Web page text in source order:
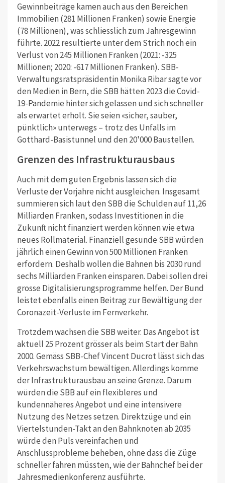
Gewinnbeiträge kamen auch aus den Bereichen
Immobilien (281 Millionen Franken) sowie Energie
(78 Millionen), was schliesslich zum Jahresgewinn
führte. 2022 resultierte unter dem Strich noch ein
Verlust von 245 Millionen Franken (2021: -325
Millionen; 2020: -617 Millionen Franken). SBB-
Verwaltungsratspräsidentin Monika Ribar sagte vor
den Medien in Bern, die SBB hätten 2023 die Covid-
19-Pandemie hinter sich gelassen und sich schneller
als erwartet erholt. Sie seien «sicher, sauber,
pünktlich» unterwegs – trotz des Unfalls im
Gotthard-Basistunnel und den 20'000 Baustellen.
Grenzen des Infrastrukturausbaus
Auch mit dem guten Ergebnis lassen sich die
Verluste der Vorjahre nicht ausgleichen. Insgesamt
summieren sich laut den SBB die Schulden auf 11,26
Milliarden Franken, sodass Investitionen in die
Zukunft nicht finanziert werden können wie etwa
neues Rollmaterial. Finanziell gesunde SBB würden
jährlich einen Gewinn von 500 Millionen Franken
erfordern. Deshalb wollen die Bahnen bis 2030 rund
sechs Milliarden Franken einsparen. Dabei sollen drei
grosse Digitalisierungsprogramme helfen. Der Bund
leistet ebenfalls einen Beitrag zur Bewältigung der
Coronazeit-Verluste im Fernverkehr.
Trotzdem wachsen die SBB weiter. Das Angebot ist
aktuell 25 Prozent grösser als beim Start der Bahn
2000.Gemäss SBB-Chef Vincent Ducrot lässt sich das
Verkehrswachstum bewältigen. Allerdings komme
der Infrastrukturausbau an seine Grenze. Darum
würden die SBB auf ein flexibleres und
kundennäheres Angebot und eine intensivere
Nutzung des Netzes setzen. Direktzüge und ein
Viertelstunden-Takt an den Bahnknoten ab 2035
würde den Puls vereinfachen und
Anschlussprobleme beheben, ohne dass die Züge
schneller fahren müssten, wie der Bahnchef bei der
Jahresmedienkonferenz ausführte.